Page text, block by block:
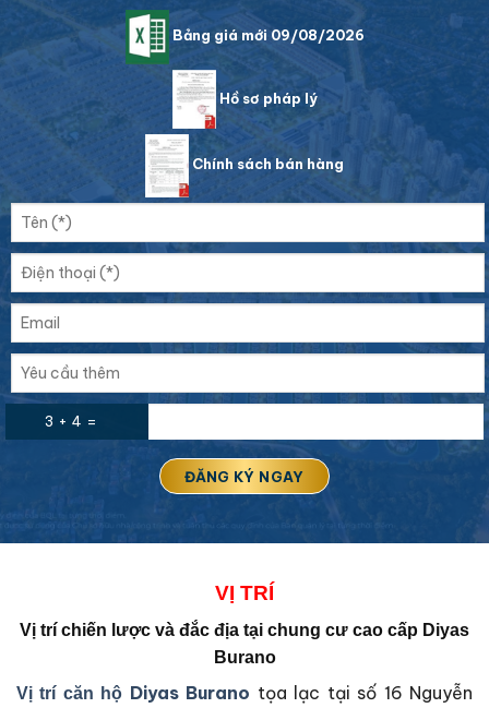
Bảng giá mới 09/08/2026
Hồ sơ pháp lý
Chính sách bán hàng
3 + 4 =
VỊ TRÍ
Vị trí chiến lược và đắc địa tại chung cư cao cấp Diyas
Burano
Vị trí căn hộ Diyas Burano tọa lạc tại số 16 Nguyễn